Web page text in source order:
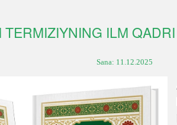
TERMIZIYNING ILM
Sana: 11.12.2025